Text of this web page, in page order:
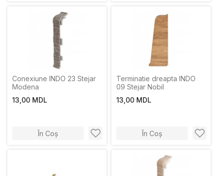
Conexiune INDO 23 Stejar
Modena
13,00 MDL
În Coș
Terminatie dreapta INDO
09 Stejar Nobil
13,00 MDL
În Coș